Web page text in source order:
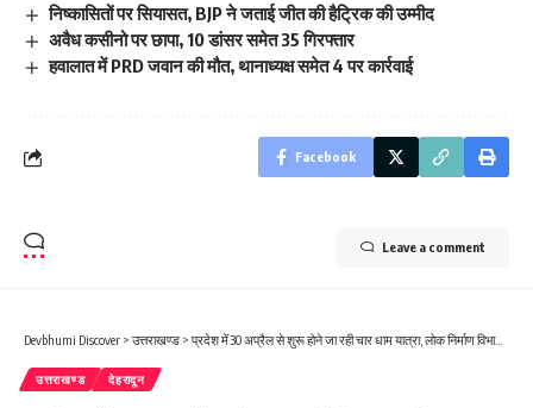
निष्कासितों पर सियासत, BJP ने जताई जीत की हैट्रिक की उम्मीद
अवैध कसीनो पर छापा, 10 डांसर समेत 35 गिरफ्तार
हवालात में PRD जवान की मौत, थानाध्यक्ष समेत 4 पर कार्रवाई
Facebook
Leave a comment
Devbhumi Discover > उत्तराखण्ड > प्रदेश में 30 अप्रैल से शुरू होने जा रही चार धाम यात्रा, लोक निर्माण विभाग तैयारियो में जुटा
उत्तराखण्ड देहरादून